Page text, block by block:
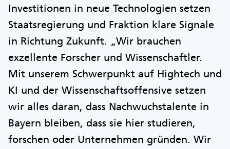
Investitionen in neue Technologien setzen
Staatsregierung und Fraktion klare Signale
in Richtung Zukunft. „Wir brauchen
exzellente Forscher und Wissenschaftler.
Mit unserem Schwerpunkt auf Hightech und
KI und der Wissenschaftsoffensive setzen
wir alles daran, dass Nachwuchstalente in
Bayern bleiben, dass sie hier studieren,
forschen oder Unternehmen gründen. Wir